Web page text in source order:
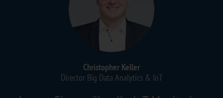
Christopher Keller
Director Big Data Analytics & IoT